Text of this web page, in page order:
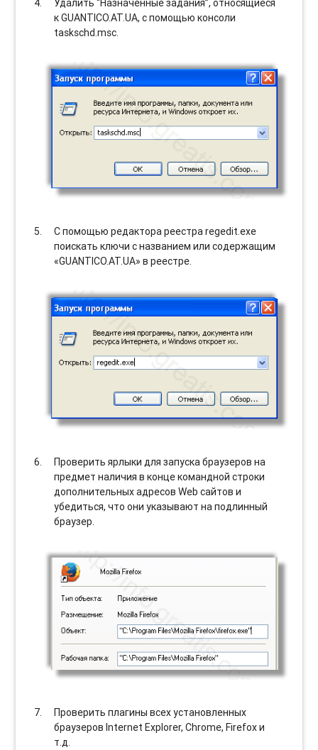
Удалить “Назначенные задания”, относящиеся
к GUANTICO.AT.UA, с помощью консоли
taskschd.msc.
С помощью редактора реестра regedit.exe
поискать ключи с названием или содержащим
«GUANTICO.AT.UA» в реестре.
Проверить ярлыки для запуска браузеров на
предмет наличия в конце командной строки
дополнительных адресов Web сайтов и
убедиться, что они указывают на подлинный
браузер.
Проверить плагины всех установленных
браузеров Internet Explorer, Chrome, Firefox и
т.д.